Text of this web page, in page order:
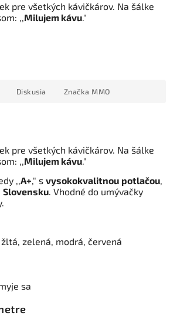
pre všetkých kávičkárov. Na šálke
,,Milujem kávu."
Diskusia Značka MMO
pre všetkých kávičkárov. Na šálke
,,Milujem kávu."
,,A+," s vysokokvalitnou potlačou,
Slovensku. Vhodné do umývačky
zelená, modrá, červená
sa